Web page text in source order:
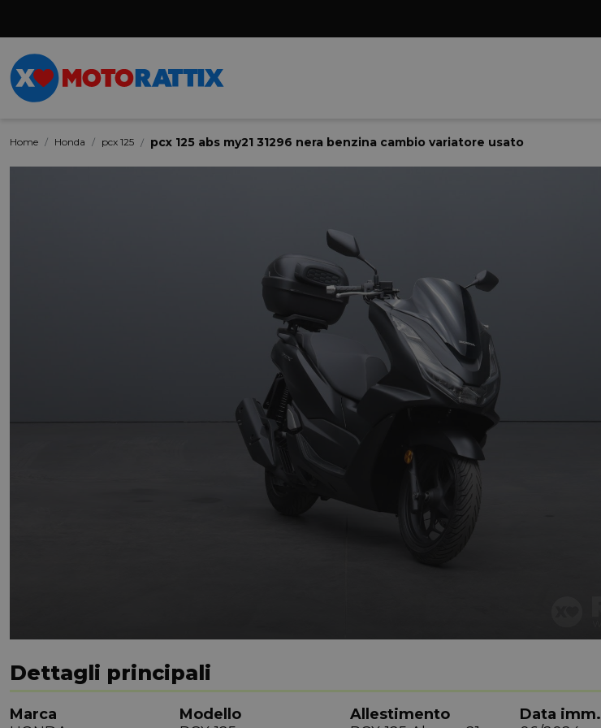
Home Honda pcx 125 pcx 125 abs my21 31296 nera benzina cambio variatore usato
Dettagli principali
Marca
Modello
Allestimento
Data imm.